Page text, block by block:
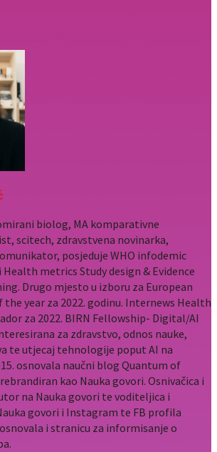
biolog, MA komparativne
scitech, zdravstvena novinarka,
posjeduje WHO infodemic
metrics Study design & Evidence
Drugo mjesto u izboru za European
year za 2022. godinu. Internews Health
za 2022. BIRN Fellowship- Digital/AI
za zdravstvo, odnos nauke,
te utjecaj tehnologije poput AI na
osnovala naučni blog Quantum of
kao Nauka govori. Osnivačica i
na Nauka govori te voditeljica i
govori i Instagram te FB profila
i stranicu za informisanje o